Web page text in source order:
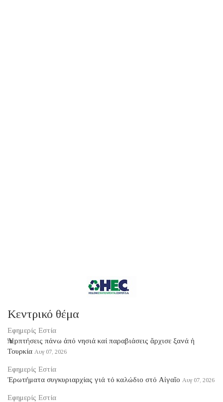
Κεντρικό θέμα
Εφημερίς Εστία
Ὑπερπτήσεις πάνω ἀπό νησιά καί παραβιάσεις ἄρχισε ξανά ἡ
Τουρκία Αυγ 07, 2026
Εφημερίς Εστία
Ἐρωτήματα συγκυριαρχίας γιά τό καλώδιο στό Αἰγαῖο Αυγ 07, 2026
Εφημερίς Εστία